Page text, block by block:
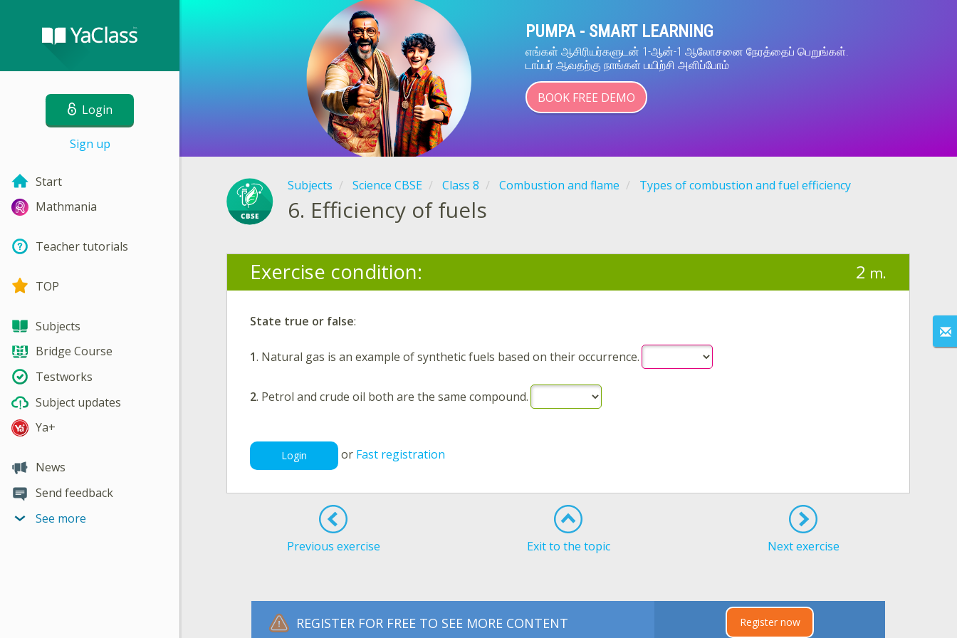
Login
Sign up
Start
Mathmania
Teacher tutorials
TOP
Subjects
Bridge Course
Testworks
Subject updates
Ya+
News
Send feedback
See more
PUMPA - SMART LEARNING
எங்கள் ஆசிரியர்களுடன் 1-ஆன்-1 ஆலோசனை நேரத்தைப் பெறுங்கள்.
டாப்பர் ஆவதற்கு நாங்கள் பயிற்சி அளிப்போம்
BOOK FREE DEMO
Subjects Science CBSE Class 8 Combustion and flame Types of combustion and fuel efficiency
6. Efficiency of fuels
Exercise condition: 2 m.
State true or false:
1. Natural gas is an example of synthetic fuels based on their occurrence.
2. Petrol and crude oil both are the same compound.
Login or Fast registration
Previous exercise Exit to the topic Next exercise
REGISTER FOR FREE TO SEE MORE CONTENT Register now